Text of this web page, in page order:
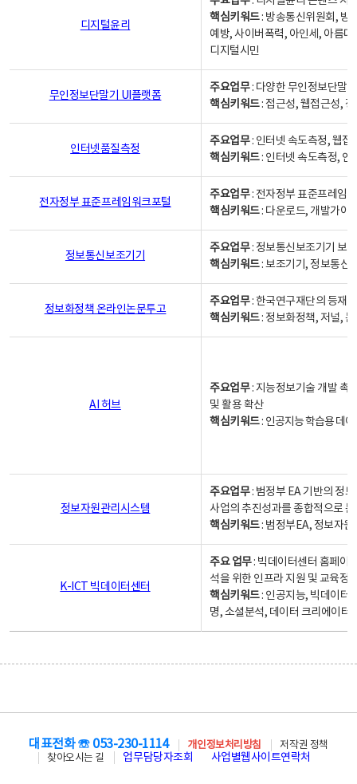
디지털윤리
핵심키워드: 방송통신위원회, 방
예방, 사이버폭력, 아인세, 아름
디지털시민
무인정보단말기 UI플랫폼
주요업무: 다양한 무인정보단말
핵심키워드: 접근성, 웹접근성,
인터넷품질측정
주요업무: 인터넷 속도측정, 웹접
핵심키워드: 인터넷 속도측정, 인
전자정부 표준프레임워크포털
주요업무: 전자정부 표준프레임
핵심키워드: 다운로드, 개발가이
정보통신보조기기
주요업무: 정보통신보조기기 보
핵심키워드: 보조기기, 정보통신
정보화정책 온라인논문투고
주요업무: 한국연구재단의 등재
핵심키워드: 정보화정책, 저널,
AI 허브
주요업무: 지능정보기술 개발 촉
및 활용 확산
핵심키워드: 인공지능 학습용 데
정보자원관리시스템
주요업무: 범정부 EA 기반의 정
사업의 추진성과를 종합적으로
핵심키워드: 범정부EA, 정보자
K-ICT 빅데이터센터
주요 업무: 빅데이터센터 홈페이
석을 위한 인프라 지원 및 교육정
핵심키워드: 인공지능, 빅데이터,
명, 소셜분석, 데이터 크리에이터
대표전화 ☏ 053-230-1114 개인정보처리방침
저작권 정책
찾아오시는 길
업무담당자조회 사업별웹사이트연락처